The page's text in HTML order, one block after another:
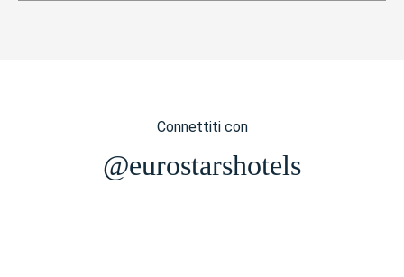
Connettiti con
@eurostarshotels